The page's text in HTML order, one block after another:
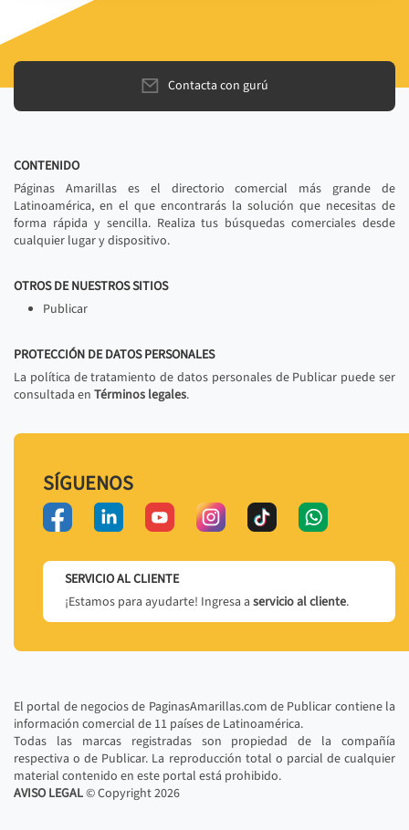
Contacta con gurú
CONTENIDO
Páginas Amarillas es el directorio comercial más grande de
Latinoamérica, en el que encontrarás la solución que necesitas de
forma rápida y sencilla. Realiza tus búsquedas comerciales desde
cualquier lugar y dispositivo.
OTROS DE NUESTROS SITIOS
Publicar
PROTECCIÓN DE DATOS PERSONALES
La política de tratamiento de datos personales de Publicar puede ser
consultada en Términos legales.
SÍGUENOS
SERVICIO AL CLIENTE
¡Estamos para ayudarte! Ingresa a servicio al cliente.
El portal de negocios de PaginasAmarillas.com de Publicar contiene la
información comercial de 11 países de Latinoamérica.
Todas las marcas registradas son propiedad de la compañía
respectiva o de Publicar. La reproducción total o parcial de cualquier
material contenido en este portal está prohibido.
AVISO LEGAL© Copyright2026